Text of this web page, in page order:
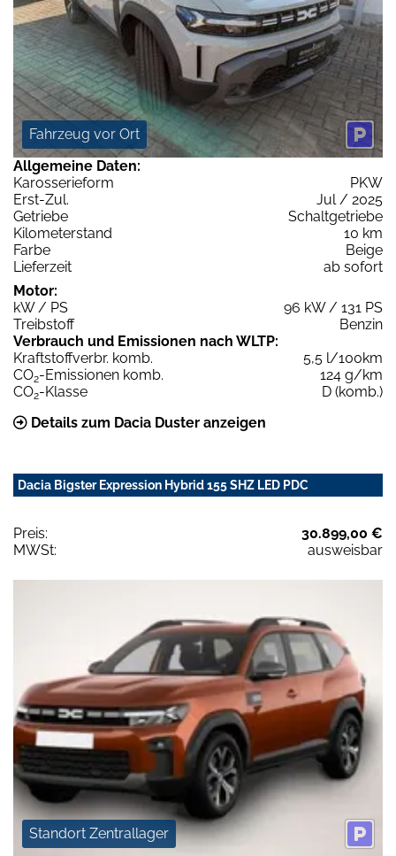
Fahrzeug vor Ort
Allgemeine Daten:
Karosserieform
PKW
Erst-Zul.
Jul / 2025
Getriebe
Schaltgetriebe
Kilometerstand
10 km
Farbe
Beige
Lieferzeit
ab sofort
Motor:
kW / PS
96 kW / 131 PS
Treibstoff
Benzin
Verbrauch und Emissionen nach WLTP:
Kraftstoffverbr. komb.
5,5 l/100km
CO2-Emissionen komb.
124 g/km
CO2-Klasse
D (komb.)
Details zum Dacia Duster anzeigen
Dacia Bigster Expression Hybrid 155 SHZ LED PDC
Preis:
30.899,00 €
MWSt:
ausweisbar
Standort Zentrallager